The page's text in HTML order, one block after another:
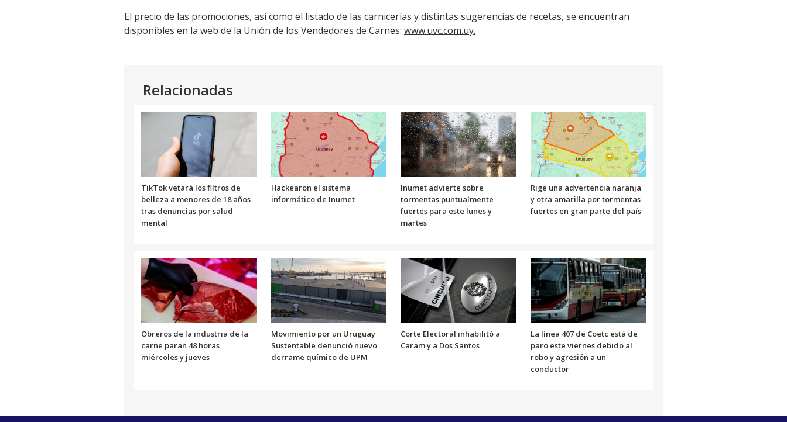
El precio de las promociones, así como el listado de las carnicerías y distintas sugerencias de recetas, se encuentran
disponibles en la web de la Unión de los Vendedores de Carnes: www.uvc.com.uy.
Relacionadas
TikTok vetará los filtros de
belleza a menores de 18 años
tras denuncias por salud
mental
Hackearon el sistema
informático de Inumet
Inumet advierte sobre
tormentas puntualmente
fuertes para este lunes y
martes
Rige una advertencia naranja
y otra amarilla por tormentas
fuertes en gran parte del país
Obreros de la industria de la
carne paran 48 horas
miércoles y jueves
Movimiento por un Uruguay
Sustentable denunció nuevo
derrame químico de UPM
Corte Electoral inhabilitó a
Caram y a Dos Santos
La línea 407 de Coetc está de
paro este viernes debido al
robo y agresión a un
conductor